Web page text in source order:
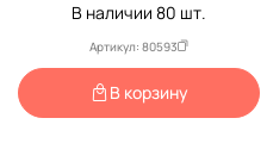
В наличии 80 шт.
Артикул: 80593
В корзину